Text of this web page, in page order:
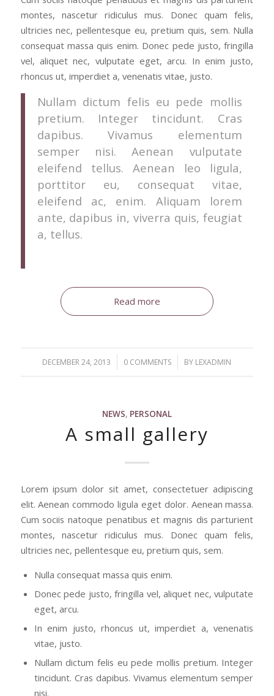
montes, nascetur ridiculus mus. Donec quam felis,
ultricies nec, pellentesque eu, pretium quis, sem. Nulla
consequat massa quis enim. Donec pede justo, fringilla
vel, aliquet nec, vulputate eget, arcu. In enim justo,
rhoncus ut, imperdiet a, venenatis vitae, justo.
Nullam dictum felis eu pede mollis
pretium. Integer tincidunt. Cras
dapibus. Vivamus elementum
semper nisi. Aenean vulputate
eleifend tellus. Aenean leo ligula,
porttitor eu, consequat vitae,
eleifend ac, enim. Aliquam lorem
ante, dapibus in, viverra quis, feugiat
a, tellus.
Read more
DECEMBER 24, 2013
/ 0 COMMENTS
/ BY LEXADMIN
NEWS, PERSONAL
A small gallery
Lorem ipsum dolor sit amet, consectetuer adipiscing
elit. Aenean commodo ligula eget dolor. Aenean massa.
Cum sociis natoque penatibus et magnis dis parturient
montes, nascetur ridiculus mus. Donec quam felis,
ultricies nec, pellentesque eu, pretium quis, sem.
Nulla consequat massa quis enim.
Donec pede justo, fringilla vel, aliquet nec, vulputate
eget, arcu.
In enim justo, rhoncus ut, imperdiet a, venenatis
vitae, justo.
Nullam dictum felis eu pede mollis pretium. Integer
tincidunt. Cras dapibus. Vivamus elementum semper
nisi.